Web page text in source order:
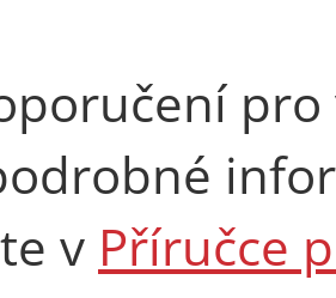
v Příručce